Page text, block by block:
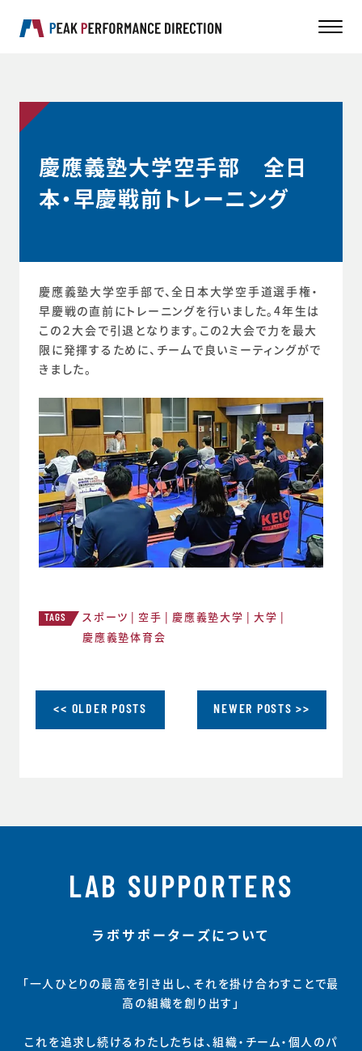
慶應義塾大学空手部 全日
本・早慶戦前トレーニング
慶應義塾大学空手部で、全日本大学空手道選手権・
早慶戦の直前にトレーニングを行いました。4年生は
この２大会で引退となります。この2大会で力を最大
限に発揮するために、チームで良いミーティングがで
きました。
TAGS スポーツ 空手 慶應義塾大学
大学
慶應義塾体育会
NEWER POSTS >>
<< OLDER POSTS
LAB SUPPORTERS
ラボサポーターズについて
「一人ひとりの最高を引き出し、それを掛け合わすことで最
高の組織を創り出す」
これを追求し続けるわたしたちは、組織・チーム・個人のパ